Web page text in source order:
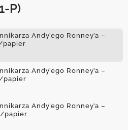
P)
Andy’ego Ronney’a –
papier
Andy’ego Ronney’a –
papier
Andy’ego Ronney’a –
papier